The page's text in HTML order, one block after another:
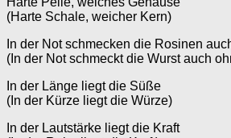
(Harte Schale, weicher Kern)
In der Not schmecken die Rosinen
(In der Not schmeckt die Wurst auch
In der Länge liegt die Süße
(In der Kürze liegt die Würze)
In der Lautstärke liegt die Kraft